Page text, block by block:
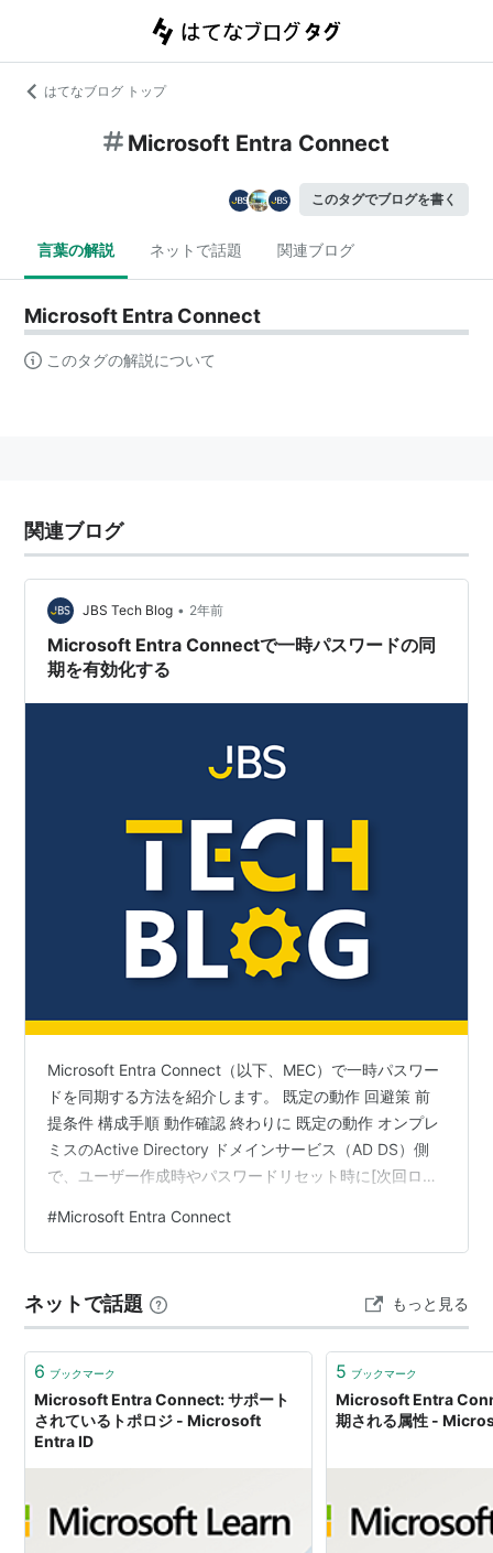
はてなブログ トップ
Microsoft Entra Connect
このタグでブログを書く
言葉の解説 ネットで話題 関連ブログ
Microsoft Entra Connect
このタグの解説について
関連ブログ
JBS Tech Blog • 2年前
Microsoft Entra Connectで一時パスワードの同
期を有効化する
Microsoft Entra Connect（以下、MEC）で一時パスワー
ドを同期する方法を紹介します。 既定の動作 回避策 前
提条件 構成手順 動作確認 終わりに 既定の動作 オンプレ
ミスのActive Directory ドメインサービス（AD DS）側
で、ユーザー作成時やパスワードリセット時に[次回ログ
す。 この状態で、Entra ID側にサインインする際、正し
いパスワードを入力しているにも関わらず、「パスワー
す。 これは想定された動作で、既定の設定値では一時パ
スワードを同期することが…
#Microsoft Entra Connect
ネットで話題 もっと見る
6 ブックマーク
Microsoft Entra Connect: サポート
されているトポロジ - Microsoft
Entra ID
5 ブックマーク
Microsoft Entra
期される属性 -